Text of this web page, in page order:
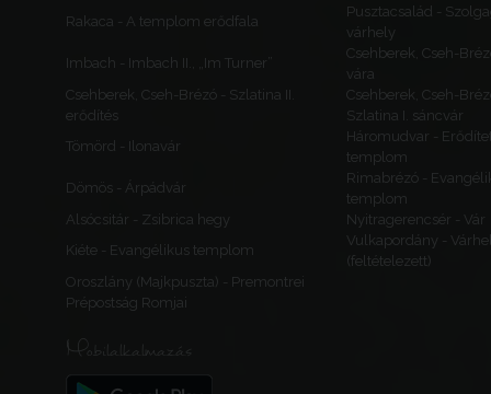
Rakaca - A templom erődfala
Pusztacsalád -
várhely
Imbach - Imbach II., „Im Turner”
Csehberek, Cseh-
vára
Csehberek, Cseh-Brézó - Szlatina II.
erődítés
Csehberek, Cseh-
Szlatina I. sáncvár
Tömörd - Ilonavár
Háromudvar -
templom
Dömös - Árpádvár
Rimabrézó -
templom
Alsócsitár - Zsibrica hegy
Nyitragerencsér - Vár
Kiéte - Evangélikus templom
Vulkapordány -
(feltételezett)
Oroszlány (Majkpuszta) - Premontrei
Prépostság Romjai
Mobilalkalmazás